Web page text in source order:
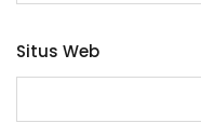
Situs Web